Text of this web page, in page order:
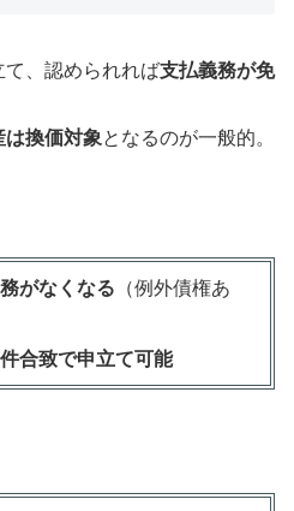
て、認められれば支払義務が免
換価対象となるのが一般的。
がなくなる （例外債権あ
合致で申立て可能